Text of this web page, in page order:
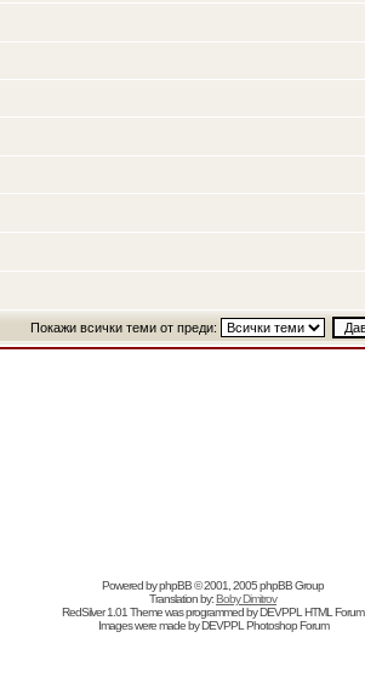
Покажи всички теми от преди:
Powered byphpBB© 2001, 2005 phpBB Group
Translation by:Boby Dimitrov
RedSilver 1.01 Theme was programmed byDEVPPL HTML Forum
Images were made byDEVPPL Photoshop Forum